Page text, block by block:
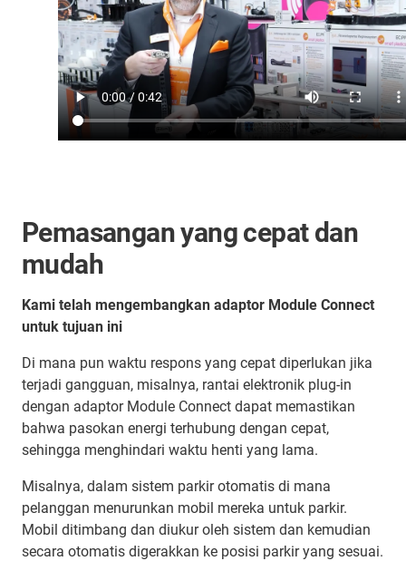
Pemasangan yang cepat dan
mudah
Kami telah mengembangkan adaptor Module Connect
untuk tujuan ini
Di mana pun waktu respons yang cepat diperlukan jika
terjadi gangguan, misalnya, rantai elektronik plug-in
dengan adaptor Module Connect dapat memastikan
bahwa pasokan energi terhubung dengan cepat,
sehingga menghindari waktu henti yang lama.
Misalnya, dalam sistem parkir otomatis di mana
pelanggan menurunkan mobil mereka untuk parkir.
Mobil ditimbang dan diukur oleh sistem dan kemudian
secara otomatis digerakkan ke posisi parkir yang sesuai.